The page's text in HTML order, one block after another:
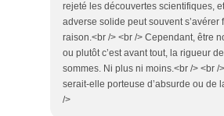
rejeté les découvertes scientifiques,
adverse solide peut souvent s’avérer
raison.<br /> <br /> Cependant, être
ou plutôt c’est avant tout, la rigueur
sommes. Ni plus ni moins.<br /> <br
serait-elle porteuse d’absurde ou de
/>